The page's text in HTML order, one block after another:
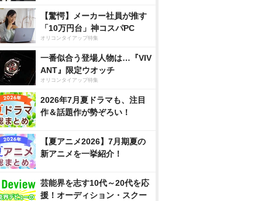
【驚愕】メーカー社員が推す
「10万円台」神コスパPC
オリコンタイアップ特集
一番似合う登場人物は…『VIV
ANT』限定ウオッチ
オリコンタイアップ特集
2026年7月夏ドラマも、注目
作＆話題作が勢ぞろい！
【夏アニメ2026】7月期夏の
新アニメを一挙紹介！
芸能界を志す10代～20代を応
援！オーディション・スクー